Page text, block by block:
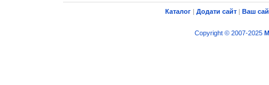
Каталог | Додати сайт | Ваш
Copyright © 2007-2025